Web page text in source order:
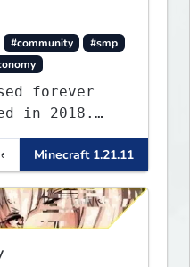
#community
#smp
forever
in 2018.
built
cities with
or cheats.
Minecraft 1.21.11